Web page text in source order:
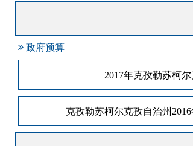
政府预算
2017年克孜勒苏柯
克孜勒苏柯尔克孜自治州